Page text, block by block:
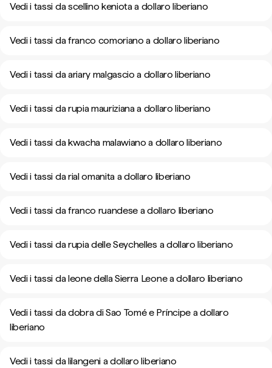
Vedi i tassi da scellino keniota a dollaro liberiano
Vedi i tassi da franco comoriano a dollaro liberiano
Vedi i tassi da ariary malgascio a dollaro liberiano
Vedi i tassi da rupia mauriziana a dollaro liberiano
Vedi i tassi da kwacha malawiano a dollaro liberiano
Vedi i tassi da rial omanita a dollaro liberiano
Vedi i tassi da franco ruandese a dollaro liberiano
Vedi i tassi da rupia delle Seychelles a dollaro liberiano
Vedi i tassi da leone della Sierra Leone a dollaro liberiano
Vedi i tassi da dobra di Sao Tomé e Príncipe a dollaro
liberiano
Vedi i tassi da lilangeni a dollaro liberiano